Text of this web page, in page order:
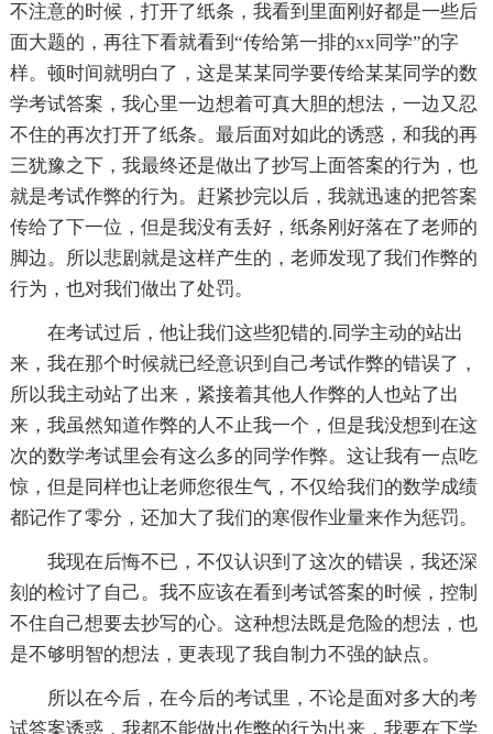
不注意的时候，打开了纸条，我看到里面刚好都是一些后
面大题的，再往下看就看到“传给第一排的xx同学”的字
样。顿时间就明白了，这是某某同学要传给某某同学的数
学考试答案，我心里一边想着可真大胆的想法，一边又忍
不住的再次打开了纸条。最后面对如此的诱惑，和我的再
三犹豫之下，我最终还是做出了抄写上面答案的行为，也
就是考试作弊的行为。赶紧抄完以后，我就迅速的把答案
传给了下一位，但是我没有丢好，纸条刚好落在了老师的
脚边。所以悲剧就是这样产生的，老师发现了我们作弊的
行为，也对我们做出了处罚。
在考试过后，他让我们这些犯错的.同学主动的站出
来，我在那个时候就已经意识到自己考试作弊的错误了，
所以我主动站了出来，紧接着其他人作弊的人也站了出
来，我虽然知道作弊的人不止我一个，但是我没想到在这
次的数学考试里会有这么多的同学作弊。这让我有一点吃
惊，但是同样也让老师您很生气，不仅给我们的数学成绩
都记作了零分，还加大了我们的寒假作业量来作为惩罚。
我现在后悔不已，不仅认识到了这次的错误，我还深
刻的检讨了自己。我不应该在看到考试答案的时候，控制
不住自己想要去抄写的心。这种想法既是危险的想法，也
是不够明智的想法，更表现了我自制力不强的缺点。
所以在今后，在今后的考试里，不论是面对多大的考
试答案诱惑，我都不能做出作弊的行为出来，我要在下学